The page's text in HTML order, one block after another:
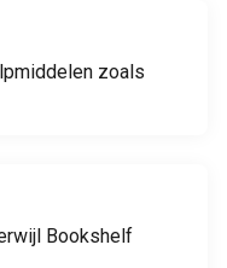
zoals
Bookshelf